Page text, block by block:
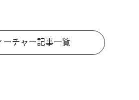
ーチャー記事一覧